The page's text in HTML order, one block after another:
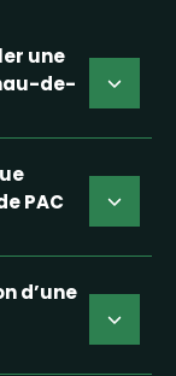
une
de-
PAC
d’une